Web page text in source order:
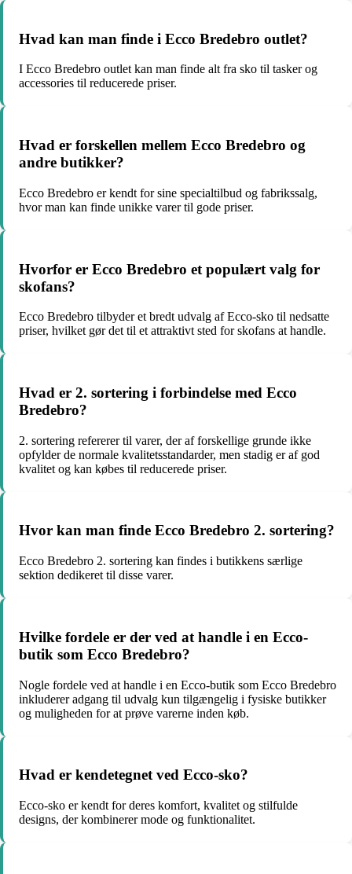
Hvad kan man finde i Ecco Bredebro outlet?
I Ecco Bredebro outlet kan man finde alt fra sko til tasker og
accessories til reducerede priser.
Hvad er forskellen mellem Ecco Bredebro og
andre butikker?
Ecco Bredebro er kendt for sine specialtilbud og fabrikssalg,
hvor man kan finde unikke varer til gode priser.
Hvorfor er Ecco Bredebro et populært valg for
skofans?
Ecco Bredebro tilbyder et bredt udvalg af Ecco-sko til nedsatte
priser, hvilket gør det til et attraktivt sted for skofans at handle.
Hvad er 2. sortering i forbindelse med Ecco
Bredebro?
2. sortering refererer til varer, der af forskellige grunde ikke
opfylder de normale kvalitetsstandarder, men stadig er af god
kvalitet og kan købes til reducerede priser.
Hvor kan man finde Ecco Bredebro 2. sortering?
Ecco Bredebro 2. sortering kan findes i butikkens særlige
sektion dedikeret til disse varer.
Hvilke fordele er der ved at handle i en Ecco-
butik som Ecco Bredebro?
Nogle fordele ved at handle i en Ecco-butik som Ecco Bredebro
inkluderer adgang til udvalg kun tilgængelig i fysiske butikker
og muligheden for at prøve varerne inden køb.
Hvad er kendetegnet ved Ecco-sko?
Ecco-sko er kendt for deres komfort, kvalitet og stilfulde
designs, der kombinerer mode og funktionalitet.